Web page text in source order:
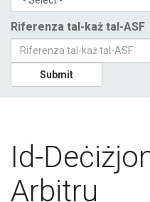
Riferenza tal-każ tal-ASF
Submit
Id-
Arbitru